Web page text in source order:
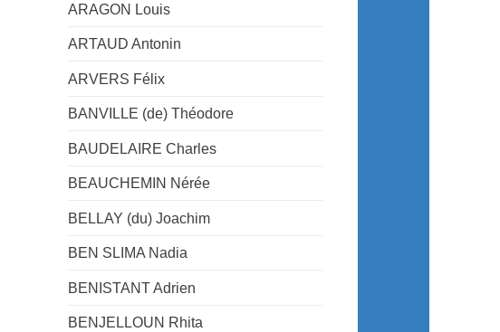
ARAGON Louis
ARTAUD Antonin
ARVERS Félix
BANVILLE (de) Théodore
BAUDELAIRE Charles
BEAUCHEMIN Nérée
BELLAY (du) Joachim
BEN SLIMA Nadia
BENISTANT Adrien
BENJELLOUN Rhita